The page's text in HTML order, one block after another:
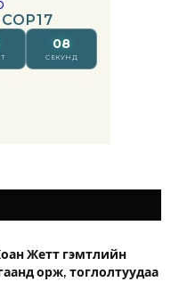
Жетт гэмтлийн
орж, тоглолтуудаа